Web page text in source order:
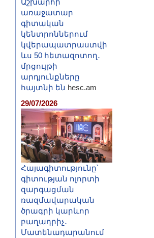
Աշխարհի
առաջատար
գիտական
կենտրոններում
կվերապատրաստվի
ևս 50 հետազոտող․
մրցույթի
արդյունքները
հայտնի են hesc.am
29/07/2026
Հայագիտությունը՝
գիտության ոլորտի
զարգացման
ռազմավարական
ծրագրի կարևոր
բաղադրիչ․
Մատենադարանում